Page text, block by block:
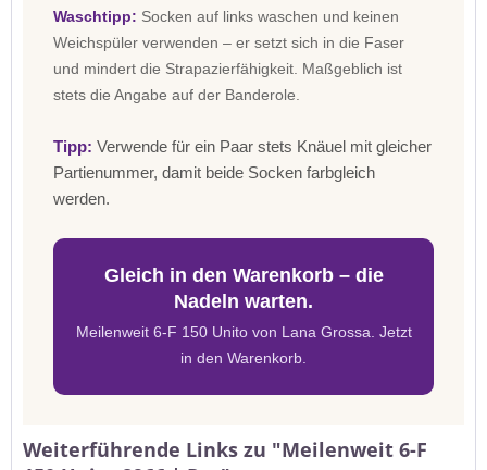
Waschtipp: Socken auf links waschen und keinen
Weichspüler verwenden – er setzt sich in die Faser
und mindert die Strapazierfähigkeit. Maßgeblich ist
stets die Angabe auf der Banderole.
Tipp: Verwende für ein Paar stets Knäuel mit gleicher
Partienummer, damit beide Socken farbgleich
werden.
Gleich in den Warenkorb – die
Nadeln warten.
Meilenweit 6-F 150 Unito von Lana Grossa. Jetzt
in den Warenkorb.
Weiterführende Links zu "Meilenweit 6-F